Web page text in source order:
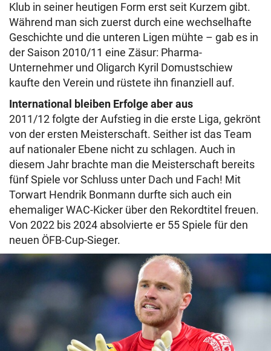
Klub in seiner heutigen Form erst seit Kurzem gibt.
Während man sich zuerst durch eine wechselhafte
Geschichte und die unteren Ligen mühte – gab es in
der Saison 2010/11 eine Zäsur: Pharma-
Unternehmer und Oligarch Kyril Domustschiew
kaufte den Verein und rüstete ihn finanziell auf.
International bleiben Erfolge aber aus
2011/12 folgte der Aufstieg in die erste Liga, gekrönt
von der ersten Meisterschaft. Seither ist das Team
auf nationaler Ebene nicht zu schlagen. Auch in
diesem Jahr brachte man die Meisterschaft bereits
fünf Spiele vor Schluss unter Dach und Fach! Mit
Torwart Hendrik Bonmann durfte sich auch ein
ehemaliger WAC-Kicker über den Rekordtitel freuen.
Von 2022 bis 2024 absolvierte er 55 Spiele für den
neuen ÖFB-Cup-Sieger.